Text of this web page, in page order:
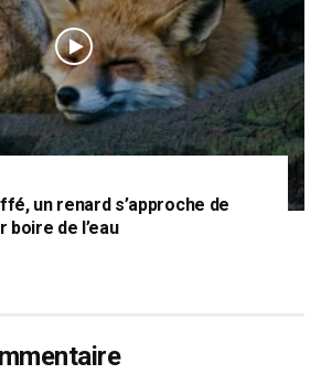
un renard s’approche de
boire de l’eau